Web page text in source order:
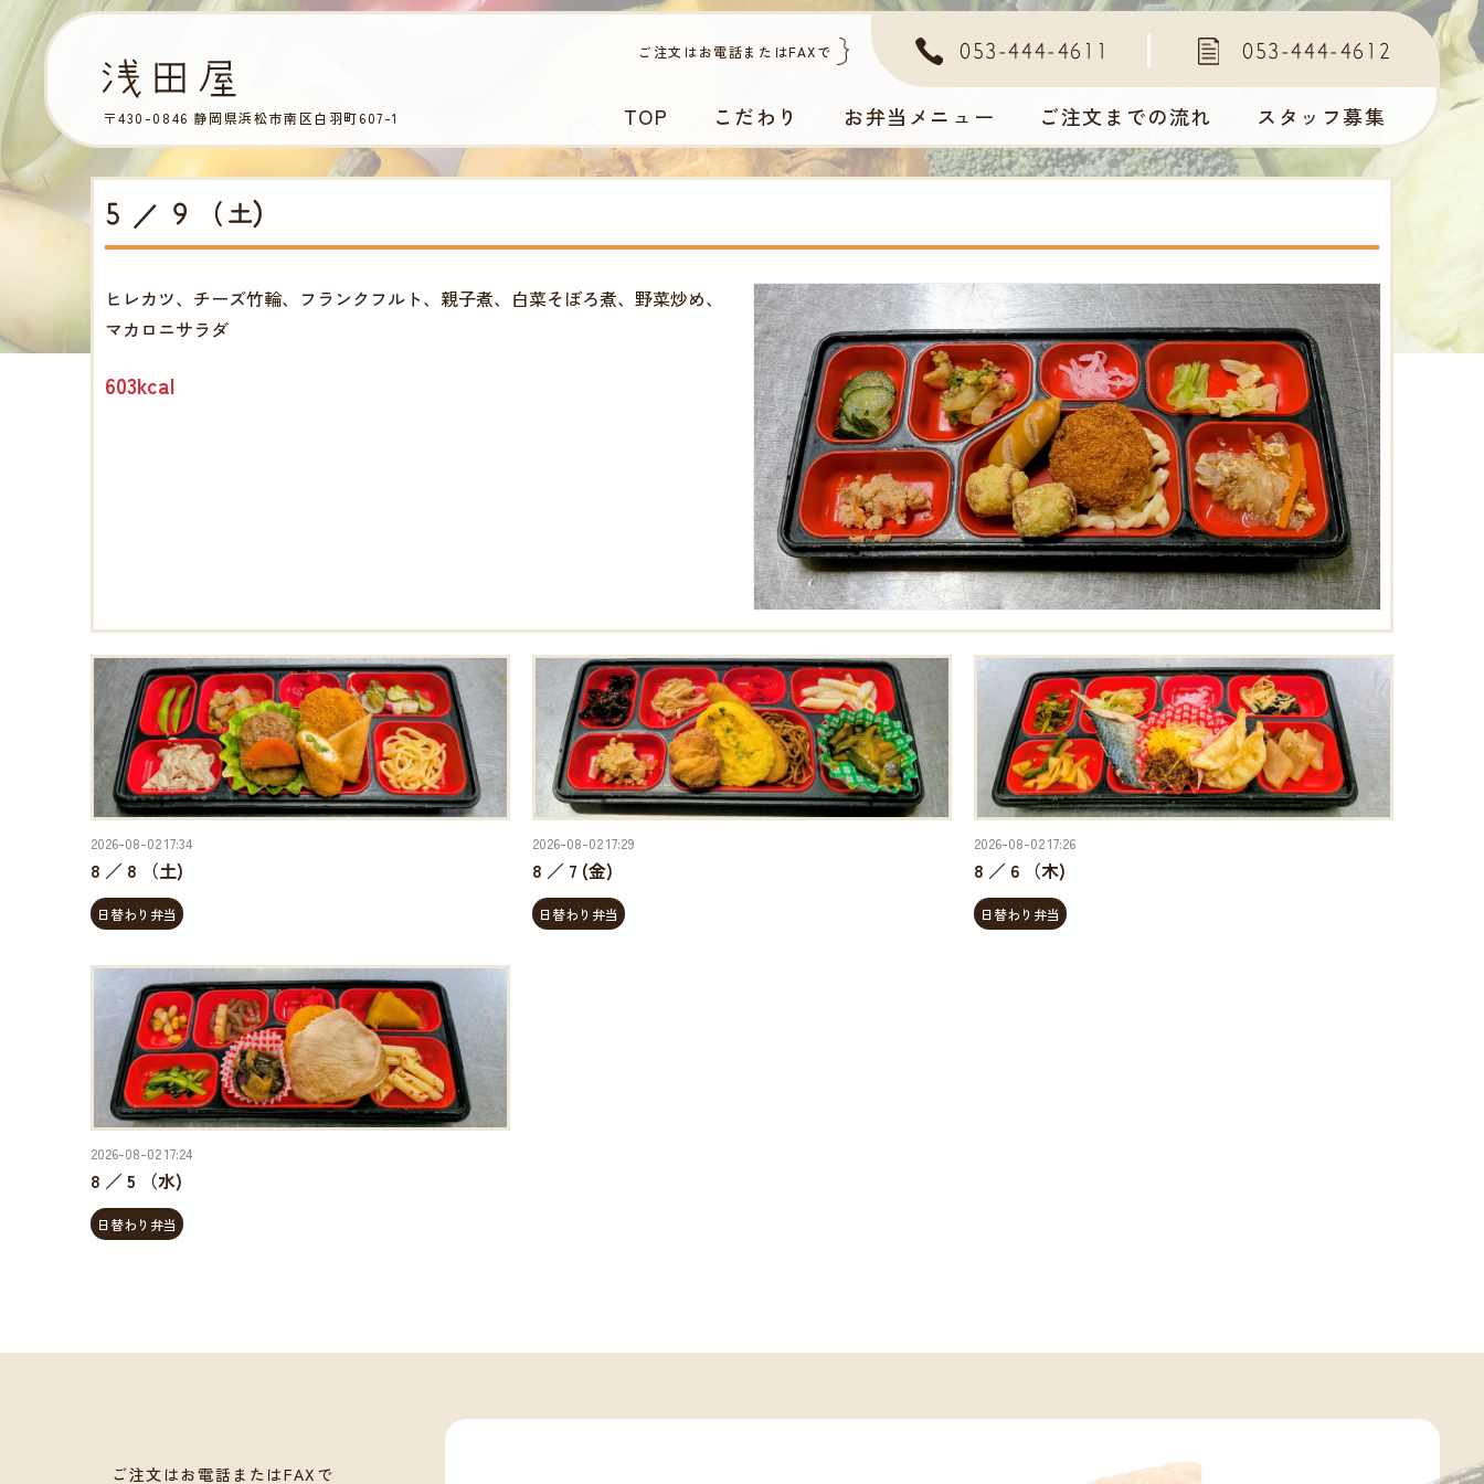
〒430-0846 静岡県浜松市南区白羽町607-1
ご注文はお電話またはFAXで 053-444-4611 053-444-4612
TOP こだわり お弁当メニュー ご注文までの流れ スタッフ募集
5 ／ 9 （土)
ヒレカツ、チーズ竹輪、フランクフルト、親子煮、白菜そぼろ煮、野菜炒め、
マカロニサラダ
603kcal
2026-08-02 17:34
8 ／ 8 （土)
日替わり弁当
2026-08-02 17:29
8 ／ 7 (金)
日替わり弁当
2026-08-02 17:26
8 ／ 6 （木)
日替わり弁当
2026-08-02 17:24
8 ／ 5 （水)
日替わり弁当
ご注文はお電話またはFAXで